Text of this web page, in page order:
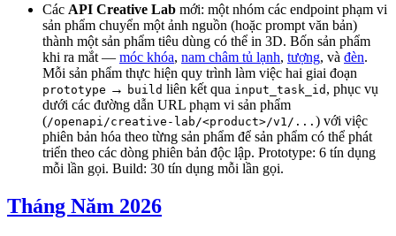
Các API Creative Lab mới: một nhóm các endpoint phạm vi
sản phẩm chuyển một ảnh nguồn (hoặc prompt văn bản)
thành một sản phẩm tiêu dùng có thể in 3D. Bốn sản phẩm
khi ra mắt — móc khóa, nam châm tủ lạnh, tượng, và đèn.
Mỗi sản phẩm thực hiện quy trình làm việc hai giai đoạn
prototype → build liên kết qua input_task_id , phục vụ
dưới các đường dẫn URL phạm vi sản phẩm
(/openapi/creative-lab/<product>/v1/... ) với việc
phiên bản hóa theo từng sản phẩm để sản phẩm có thể phát
triển theo các dòng phiên bản độc lập. Prototype: 6 tín dụng
mỗi lần gọi. Build: 30 tín dụng mỗi lần gọi.
Tháng Năm 2026